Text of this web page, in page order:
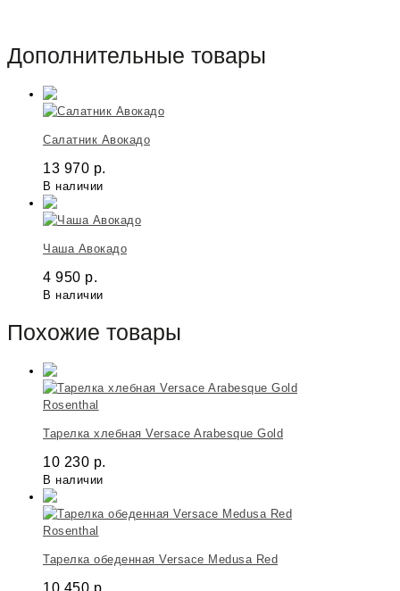
Дополнительные товары
Салатник Авокадо
13 970 р.
В наличии
Чаша Авокадо
4 950 р.
В наличии
Похожие товары
Rosenthal
Тарелка хлебная Versace Arabesque Gold
10 230 р.
В наличии
Rosenthal
Тарелка обеденная Versace Medusa Red
10 450 р.